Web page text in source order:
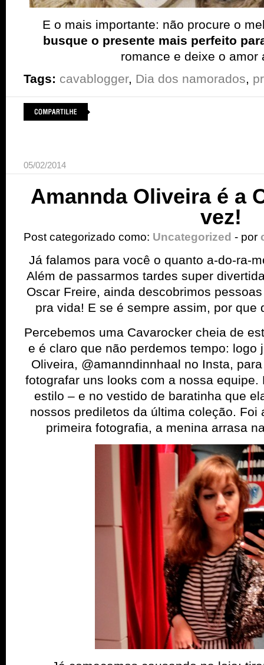
E o mais importante: não procure o
busque o presente mais perfeito
romance e deixe o amor
Tags: cavablogger, Dia dos namorados,
05/02/2014
Amannda Oliveira é a
vez!
Post categorizado como: Uncategorized - por
Já falamos para você o quanto a-do-ra-
Além de passarmos tardes super
Oscar Freire, ainda descobrimos
pra vida! E se é sempre assim, por que
Percebemos uma Cavarocker cheia de
e é claro que não perdemos tempo:
Oliveira, @amanndinnhaal no Insta,
fotografar uns looks com a nossa
estilo – e no vestido de baratinha que
nossos prediletos da última coleção. Foi
primeira fotografia, a menina arrasa